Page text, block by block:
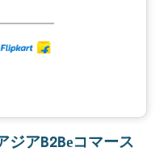
アB2Bеコマース